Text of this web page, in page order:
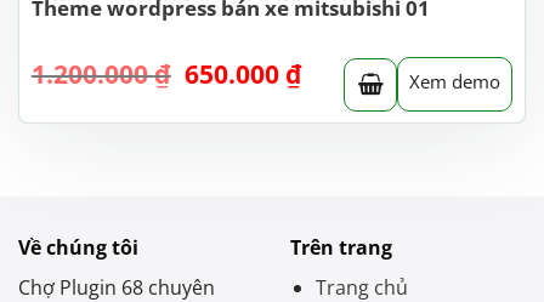
Theme wordpress bán xe mitsubishi 01
1.200.000₫ Giá
là:
650.000 ₫Giá
hiện
tại
Xem demo
Về chúng tôi
Chợ Plugin 68 chuyên
Trên trang
Trang chủ